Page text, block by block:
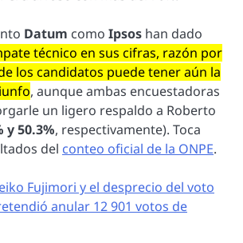
Datum como Ipsos han dado
técnico en sus cifras, razón por
los candidatos puede tener aún la
, aunque ambas encuestadoras
un ligero respaldo a Roberto
y 50.3%, respectivamente). Toca
del conteo oficial de la ONPE.
Fujimori y el desprecio del voto
anular 12 901 votos de